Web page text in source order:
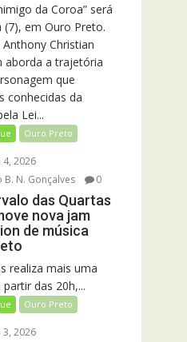
da Coroa” será
em Ouro Preto.
Christian
aborda a trajetória
que
conhecidas da
Lei...
Ouro Preto
4, 2026
B. N. Gonçalves
0
das Quartas
nova jam
de música
realiza mais uma
das 20h,...
Ouro Preto
3, 2026